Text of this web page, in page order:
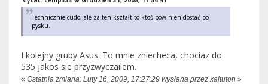
Technicznie cudo, ale za ten kształt to ktoś powinien dostać po
pysku.
I kolejny gruby Asus. To mnie zniecheca, chociaz do
535 jakos sie przyzwyczailem.
« Ostatnia zmiana: Luty 16, 2009, 17:27:29 wysłana przez xaltuton »